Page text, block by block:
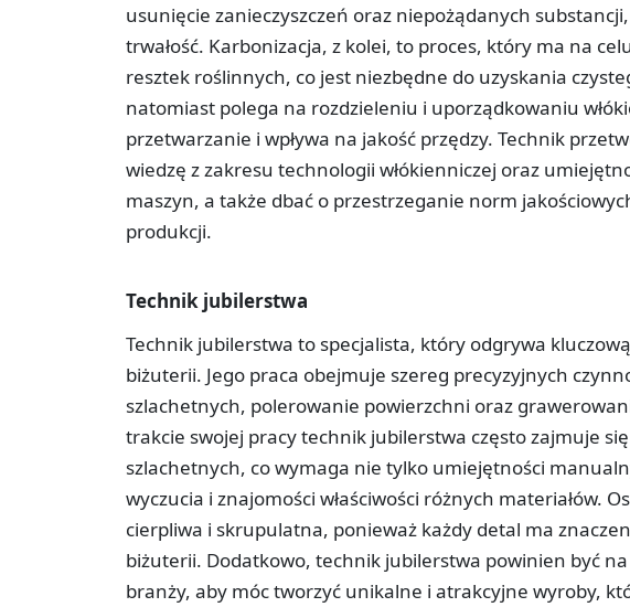
usunięcie zanieczyszczeń oraz niepożądanych substancji,
trwałość. Karbonizacja, z kolei, to proces, który ma na
resztek roślinnych, co jest niezbędne do uzyskania
natomiast polega na rozdzieleniu i uporządkowaniu
przetwarzanie i wpływa na jakość przędzy. Technik
wiedzę z zakresu technologii włókienniczej oraz
maszyn, a także dbać o przestrzeganie norm
produkcji.
Technik jubilerstwa
Technik jubilerstwa to specjalista, który odgrywa
biżuterii. Jego praca obejmuje szereg precyzyjnych
szlachetnych, polerowanie powierzchni oraz
trakcie swojej pracy technik jubilerstwa często zajmuje
szlachetnych, co wymaga nie tylko umiejętności
wyczucia i znajomości właściwości różnych materiałów.
cierpliwa i skrupulatna, ponieważ każdy detal ma
biżuterii. Dodatkowo, technik jubilerstwa powinien być
branży, aby móc tworzyć unikalne i atrakcyjne wyroby,